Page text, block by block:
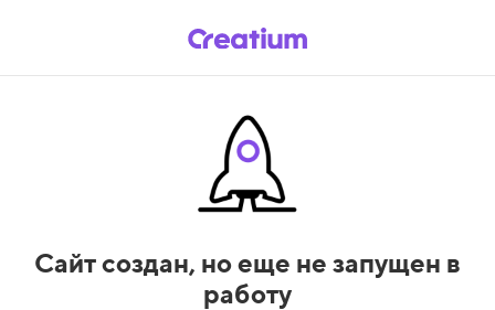
Сайт создан, но еще не запущен в
работу